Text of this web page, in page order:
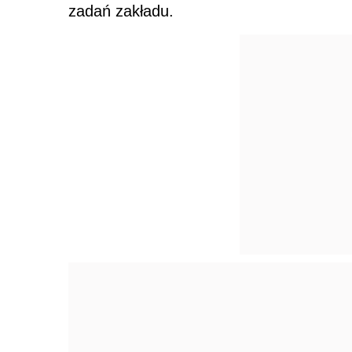
zadań zakładu.